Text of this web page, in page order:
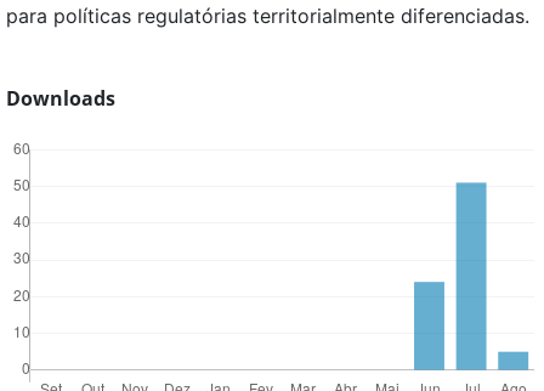
para políticas regulatórias territorialmente diferenciadas.
Downloads